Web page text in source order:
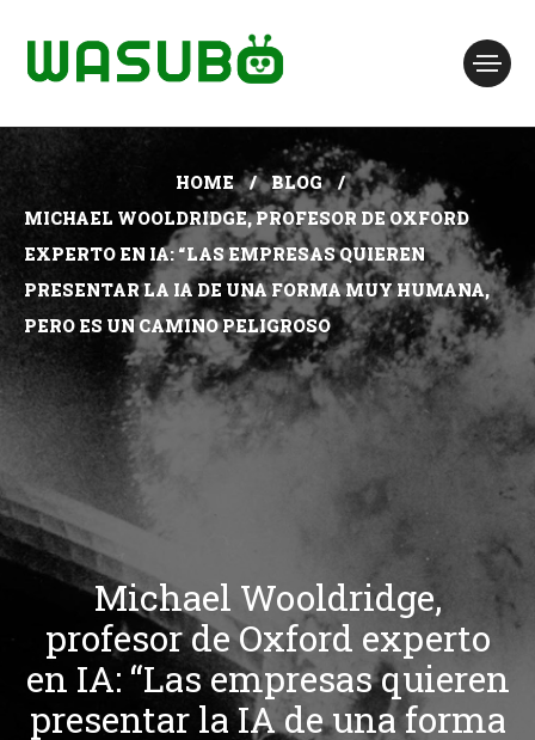
HOME
BLOG
MICHAEL WOOLDRIDGE, PROFESOR DE OXFORD
EXPERTO EN IA: “LAS EMPRESAS QUIEREN
PRESENTAR LA IA DE UNA FORMA MUY HUMANA,
PERO ES UN CAMINO PELIGROSO
Michael Wooldridge,
profesor de Oxford experto
en IA: “Las empresas quieren
presentar la IA de una forma